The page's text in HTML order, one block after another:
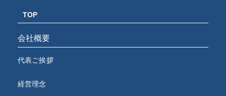
TOP
会社概要
代表ご挨拶
経営理念